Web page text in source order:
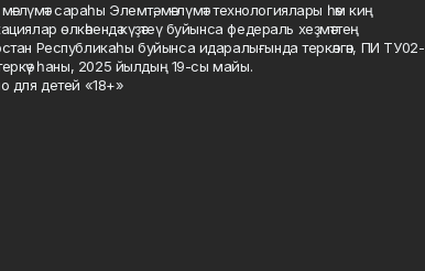
сараһы Элемтә, мәғлүмәт технологиялары һәм киң
өлкәһендә күҙәтеү буйынса федераль хеҙмәттең
Республикаһы буйынса идаралығында теркәлгән, ПИ ТУ02-
һаны, 2025 йылдың 19-сы майы.
для детей «18+»